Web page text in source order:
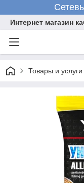
Интернет магазин
Товары и услуги